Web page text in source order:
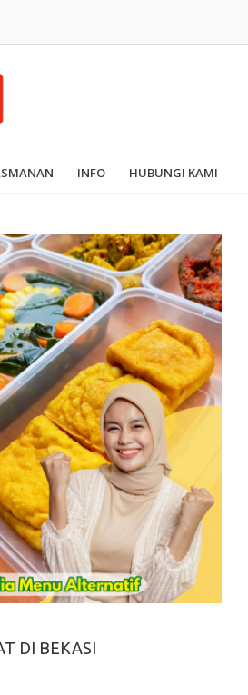
INFO HUBUNGI KAMI
DI BEKASI